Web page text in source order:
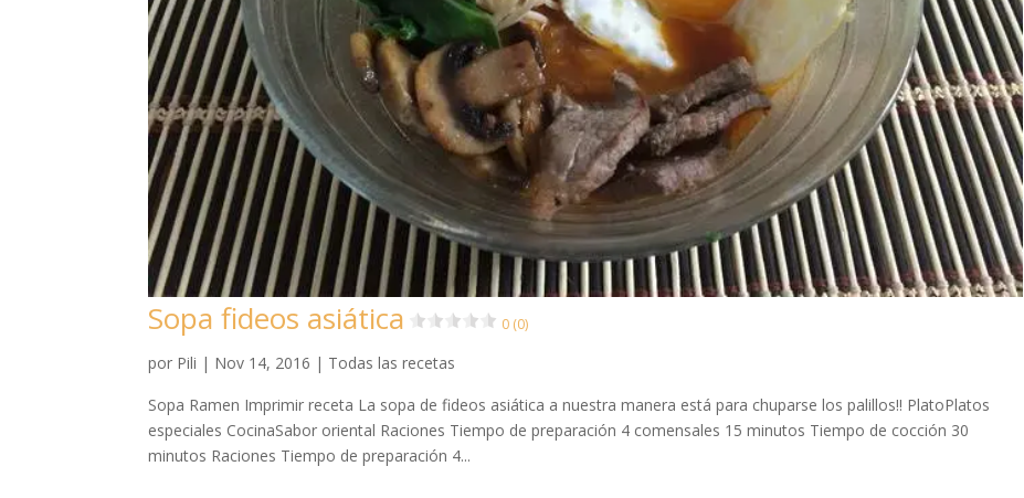
Sopa fideos asiática 0 (0)
por Pili | Nov 14, 2016 | Todas las recetas
Sopa Ramen Imprimir receta La sopa de fideos asiática a nuestra manera está para chuparse los palillos!! PlatoPlatos
especiales CocinaSabor oriental Raciones Tiempo de preparación 4 comensales 15 minutos Tiempo de cocción 30
minutos Raciones Tiempo de preparación 4...